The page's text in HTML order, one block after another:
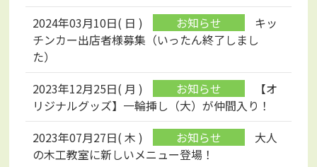
2024年03月10日( 日 )
キッ
チンカー出店者様募集（いったん終了しまし
た）
2023年12月25日( 月 )
【オ
リジナルグッズ】一輪挿し（大）が仲間入り！
2023年07月27日( 木 )
大人
の木工教室に新しいメニュー登場！